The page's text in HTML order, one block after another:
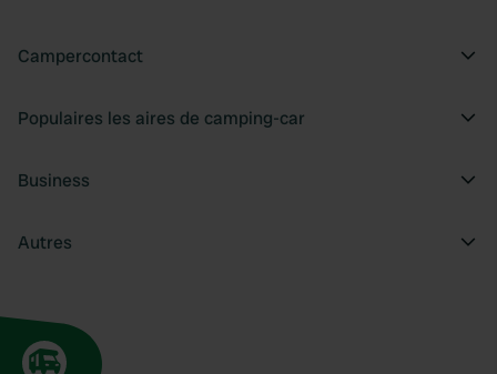
Campercontact
Populaires les aires de camping-car
Business
Autres